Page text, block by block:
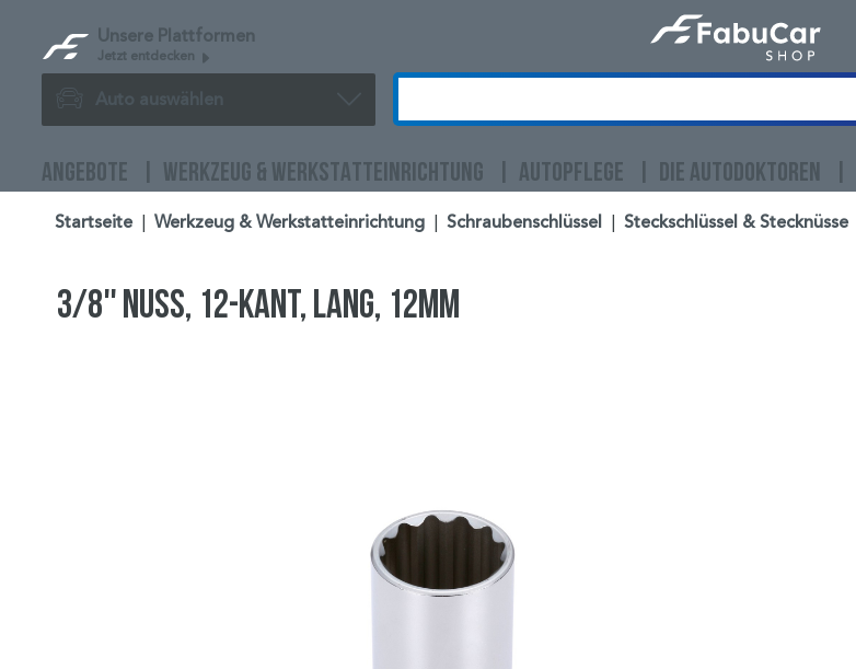
Unsere Plattformen
Jetzt entdecken
Auto auswählen
ANGEBOTE WERKZEUG & WERKSTATTEINRICHTUNG AUTOPFLEGE DIE AUTODOKTOREN
Startseite Werkzeug & Werkstatteinrichtung Schraubenschlüssel Steckschlüssel & Stecknüsse
3/8'' Nuss, 12-kant, lang, 12mm